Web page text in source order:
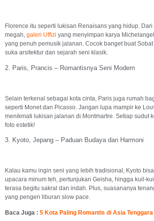
Florence itu seperti lukisan Renaisans yang hidup.
megah, galeri Uffizi yang menyimpan karya
yang penuh pemusik jalanan. Cocok banget buat
suka arsitektur dan sejarah seni klasik.
2. Paris, Prancis – Romantisnya Seni Modern
Selain terkenal sebagai kota cinta, Paris juga rumah
seperti Monet dan Picasso. Jangan lupa mampir ke
menikmati lukisan jalanan di Montmartre. Setiap sudut
foto estetik!
3. Kyoto, Jepang – Paduan Budaya dan Harmoni
Kalau kamu ingin seni yang lebih tradisional, Kyoto
upacara minum teh, pertunjukan Geisha, hingga kuil-
terasa begitu sakral dan indah. Plus, suasananya
yang pengen liburan slow pace.
Baca Juga : 5 Kota Paling Romantis di Asia